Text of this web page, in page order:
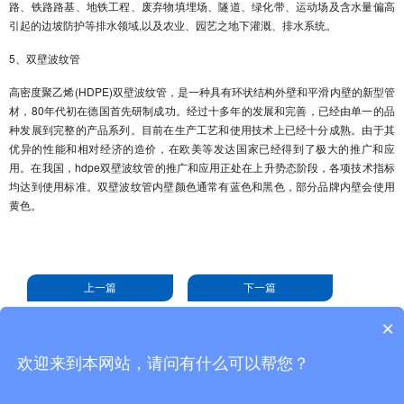
路、铁路路基、地铁工程、废弃物填埋场、隧道、绿化带、运动场及含水量偏高
引起的边坡防护等排水领域,以及农业、园艺之地下灌溉、排水系统。
5、双壁波纹管
高密度聚乙烯(HDPE)双壁波纹管，是一种具有环状结构外壁和平滑内壁的新型管
材，80年代初在德国首先研制成功。经过十多年的发展和完善，已经由单一的品
种发展到完整的产品系列。目前在生产工艺和使用技术上已经十分成熟。由于其
优异的性能和相对经济的造价，在欧美等发达国家已经得到了极大的推广和应
用。在我国，hdpe双壁波纹管的推广和应用正处在上升势态阶段，各项技术指标
均达到使用标准。双壁波纹管内壁颜色通常有蓝色和黑色，部分品牌内壁会使用
黄色。
上一篇 下一篇
pe管-pe给水管-聚乙烯管-聚乙烯给水管-山东宇丰管业有限公司 版权所有
×
欢迎来到本网站，请问有什么可以帮您？